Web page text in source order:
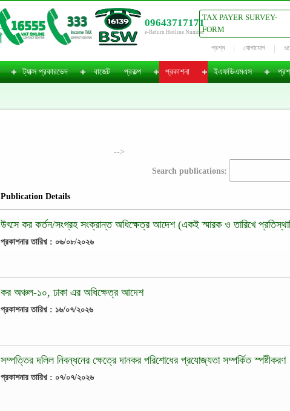
09643717171
e-Return Hotline Number
TAX PAYER SURVEY-
FORM
প্রশ্ন যোগাযোগ
ট্যাক্স প্রকারভেদ বাজেট প্রকল্প প্রকাশনা ইএফডিএমএস
-->
Search publications:
Publication Details
উৎসে কর কর্তন/সংগ্রহ সংক্রান্ত অধিক্ষেত্র আদেশ (একই স্মারক ও তারিখে
প্রকাশনার তারিখ় : ০৬/০৮/২০২৬
কর অঞ্চল-১০, ঢাকা এর অধিক্ষেত্র আদেশ
প্রকাশনার তারিখ় : ১৬/০৭/২০২৬
সম্পত্তির দলিল নিবন্ধনের ক্ষেত্রে দানকর পরিশোধের প্রযোজ্যতা সম্পর্কিত স্পষ্টীকরণ
প্রকাশনার তারিখ় : ০৭/০৭/২০২৬